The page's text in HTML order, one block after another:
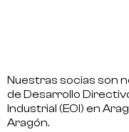
Nuestras socias son
de Desarrollo
Industrial (EOI) en
Aragón.